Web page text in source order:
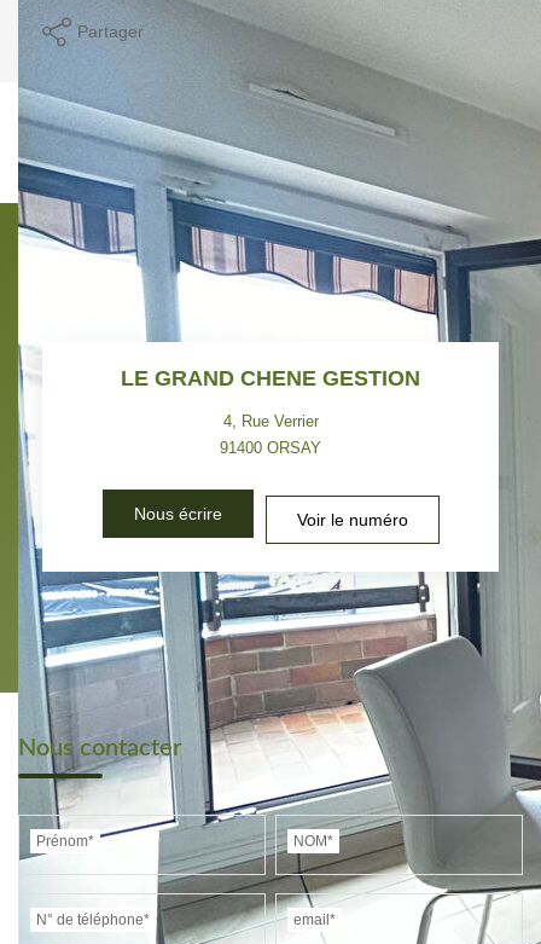
Ce bien est soumis à un diagnostic ERP (État
des Risques et Pollutions). Pour en savoir plus,
rendez-vous sur
https://www.georisques.gouv.fr/
LE GRAND CHENE GESTION
91400 ORSAY
Nous écrire Voir le numéro
Nous contacter
Prénom*
N° de téléphone* email*
Message*